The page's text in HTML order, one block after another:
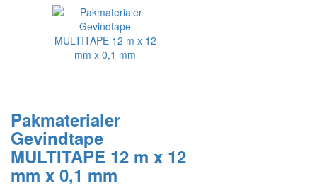
Pakmaterialer
Gevindtape
MULTITAPE 12 m x 12
mm x 0,1 mm